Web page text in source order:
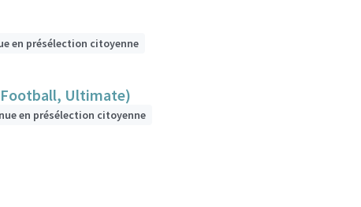
en présélection citoyenne
Ultimate)
en présélection citoyenne